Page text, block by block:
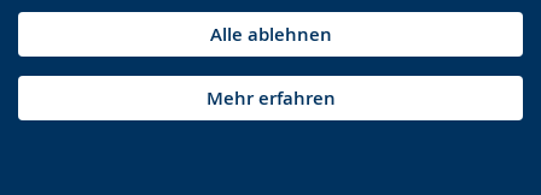
Alle ablehnen
Mehr erfahren